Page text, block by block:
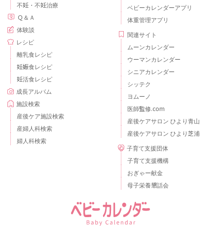
不妊・不妊治療
Ｑ＆Ａ
体験談
レシピ
離乳食レシピ
妊娠食レシピ
妊活食レシピ
成長アルバム
施設検索
産後ケア施設検索
産婦人科検索
婦人科検索
ベビーカレンダーアプリ
体重管理アプリ
関連サイト
ムーンカレンダー
ウーマンカレンダー
シニアカレンダー
シッテク
ヨムーノ
医師監修.com
産後ケアサロン ひより青山
産後ケアサロン ひより芝浦
子育て支援団体
子育て支援機構
おぎゃー献金
母子栄養懇話会